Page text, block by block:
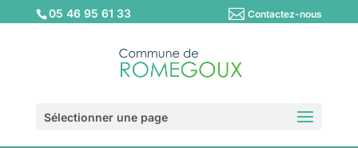
05 46 95 61 33 Contactez-nous
Sélectionner une page